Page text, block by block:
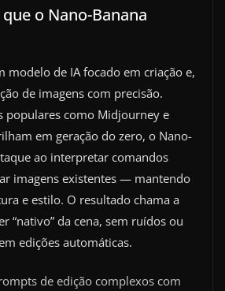
o Nano-Banana
modelo de IA focado em criação e,
de imagens com precisão.
populares como Midjourney e
em geração do zero, o Nano-
ao interpretar comandos
imagens existentes — mantendo
e estilo. O resultado chama a
“nativo” da cena, sem ruídos ou
edições automáticas.
de edição complexos com